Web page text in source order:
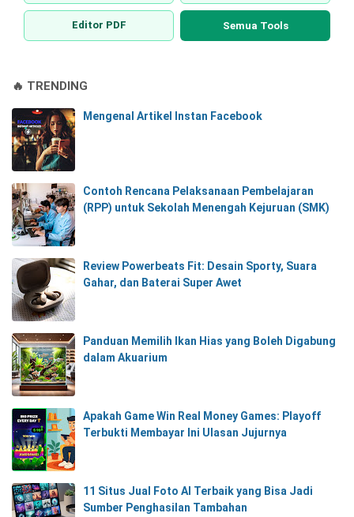
Editor PDF Semua Tools
🔥 TRENDING
Mengenal Artikel Instan Facebook
Contoh Rencana Pelaksanaan Pembelajaran
(RPP) untuk Sekolah Menengah Kejuruan (SMK)
Review Powerbeats Fit: Desain Sporty, Suara
Gahar, dan Baterai Super Awet
Panduan Memilih Ikan Hias yang Boleh Digabung
dalam Akuarium
Apakah Game Win Real Money Games: Playoff
Terbukti Membayar Ini Ulasan Jujurnya
11 Situs Jual Foto AI Terbaik yang Bisa Jadi
Sumber Penghasilan Tambahan